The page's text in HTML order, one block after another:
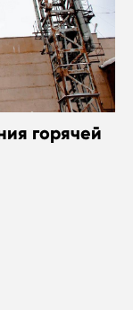
горячей